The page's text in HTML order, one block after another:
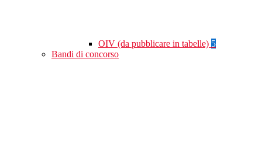
OIV (da pubblicare in tabelle) 5
Bandi di concorso